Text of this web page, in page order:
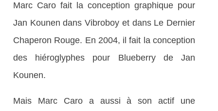
Marc Caro fait la conception graphique pour
Jan Kounen dans Vibroboy et dans Le Dernier
Chaperon Rouge. En 2004, il fait la conception
des hiéroglyphes pour Blueberry de Jan
Kounen.
Mais Marc Caro a aussi à son actif une